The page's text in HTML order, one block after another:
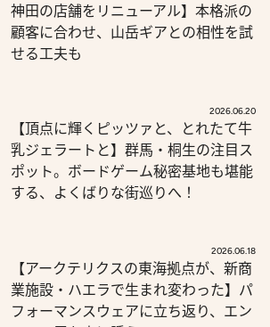
神田の店舗をリニューアル】本格派の
顧客に合わせ、山岳ギアとの相性を試
せる工夫も
2026.06.20
【頂点に輝くピッツァと、とれたて牛
乳ジェラートと】群馬・桐生の注目ス
ポット。ボードゲーム秘密基地も堪能
する、よくばりな街巡りへ！
2026.06.18
【アークテリクスの東海拠点が、新商
業施設・ハエラで生まれ変わった】パ
フォーマンスウェアに立ち返り、エン